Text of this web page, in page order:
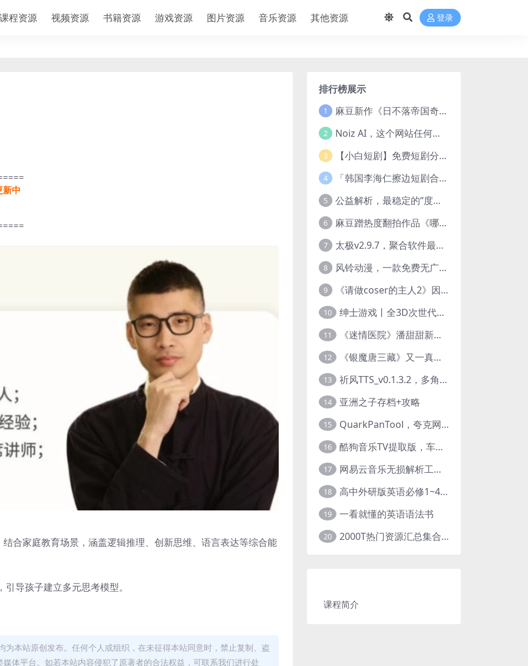
课程资源 视频资源 书籍资源 游戏资源 图片资源 音乐资源 其他资源 登录
新中
合家庭教育场景，涵盖逻辑推理、创新思维、语言表达等综合能
导孩子建立多元思考模型。
本站原创发布。任何个人或组织，在未征得本站同意时，禁止复制、盗
体平台。如若本站内容侵犯了原著者的合法权益，可联系我们进行处
排行榜展示
1 麻豆新作《日不落帝国奇欲记》流出，已解除登录验证！
2 Noiz AI，这个网站任何声音都能克隆，完全免费
3 【小白短剧】免费短剧分享2025年1月3日
4 「韩国李海仁擦边短剧合集【15部中字54部原版】
5 公益解析，最稳定的“度盘”直链解析站，突破速度限制
6 麻豆蹭热度翻拍作品《哪吒之淫邪三龙女大战真阳魔童》 已上线
7 太极v2.9.7，聚合软件最新版，25+源也非常猛了！
8 风铃动漫，一款免费无广告的电脑端追番神器！
9 《请做coser的主人2》因“C度大”被Steam下架的真人美女互动游戏！
10 绅士游戏丨全3D次世代的黄油大作， 细腻逼真的双人互动狂想曲！
11 《迷情医院》潘甜甜新作？有点刺激的真人美女互动游戏
12 《银魔唐三藏》又一真人美女互动游戏，堪比M豆！
13 祈风TTS_v0.1.3.2，多角色Ai配音神器，丰富的热门音色
14 亚洲之子存档+攻略
15 QuarkPanTool，夸克网盘链接批量转存、分享和下载工具
16 酷狗音乐TV提取版，车机+安卓+TV三端会员互通
17 网易云音乐无损解析工具，超清母带音质免费下载
18 高中外研版英语必修1~4+考试技巧78讲全套视频
19 一看就懂的英语语法书
20 2000T热门资源汇总集合展示
课程简介